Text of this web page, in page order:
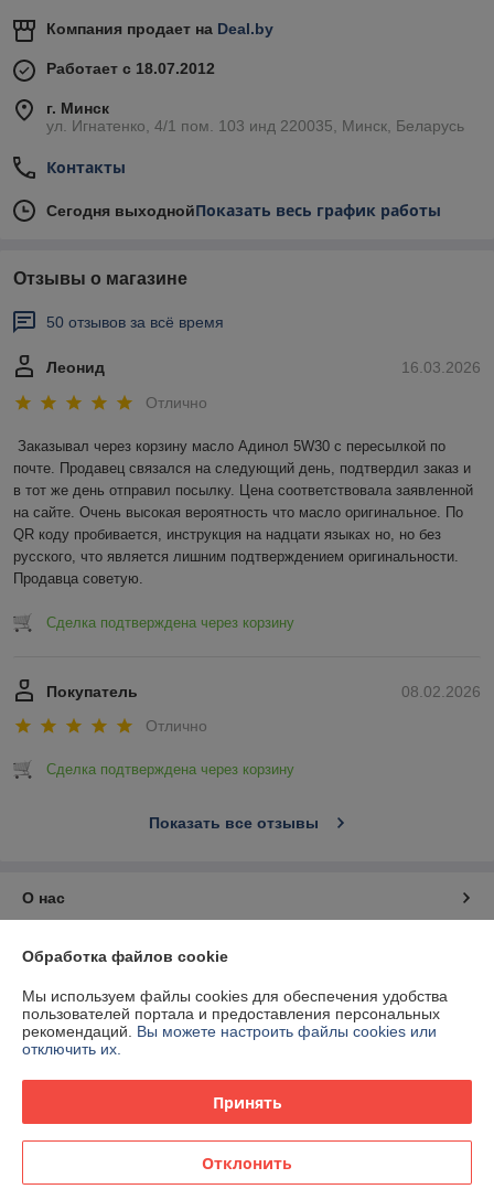
Компания продает на Deal.by
Работает с 18.07.2012
г. Минск
ул. Игнатенко, 4/1 пом. 103 инд 220035, Минск, Беларусь
Контакты
Сегодня выходнойПоказать весь график работы
Отзывы о магазине
50 отзывов за всё время
16.03.2026
Леонид
Отлично
Заказывал через корзину масло Адинол 5W30 с пересылкой по
почте. Продавец связался на следующий день, подтвердил заказ и
в тот же день отправил посылку. Цена соответствовала заявленной
на сайте. Очень высокая вероятность что масло оригинальное. По
QR коду пробивается, инструкция на надцати языках но, но без
русского, что является лишним подтверждением оригинальности.
Продавца советую.
Сделка подтверждена через корзину
08.02.2026
Покупатель
Отлично
Сделка подтверждена через корзину
Показать все отзывы
О нас
Контакты
Доставка и оплата
График работы
Политика обработки cookies
Обработка файлов cookie
Мы используем файлы cookies для обеспечения удобства
пользователей портала и предоставления персональных
рекомендаций. Вы можете настроить файлы cookies или
отключить их.
Принять
Отклонить